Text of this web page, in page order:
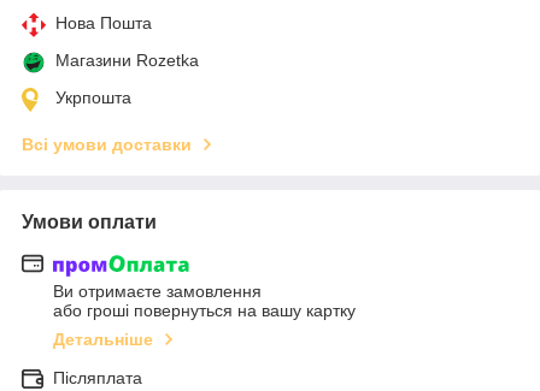
Нова Пошта
Магазини Rozetka
Укрпошта
Всі умови доставки
Умови оплати
Ви отримаєте замовлення
або гроші повернуться на вашу картку
Детальніше
Післяплата